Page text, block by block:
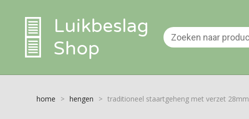
Luikbeslag
Shop
home > hengen > traditioneel staartgeheng met verzet 28mm